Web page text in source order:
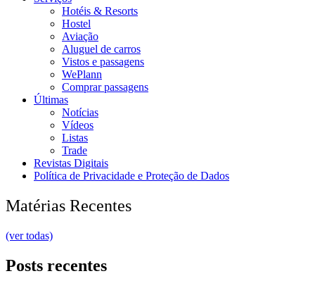
Hotéis & Resorts
Hostel
Aviação
Aluguel de carros
Vistos e passagens
WePlann
Comprar passagens
Últimas
Notícias
Vídeos
Listas
Trade
Revistas Digitais
Política de Privacidade e Proteção de Dados
Matérias Recentes
(ver todas)
Posts recentes